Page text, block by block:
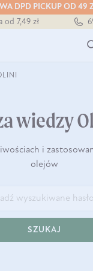
DPD PICKUP OD 49
od 7,49 zł
199 zł
wiedzy
i
olejów
SZUKAJ